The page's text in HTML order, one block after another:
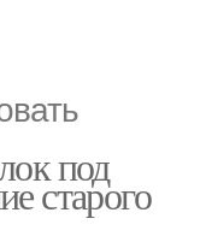
под
старого